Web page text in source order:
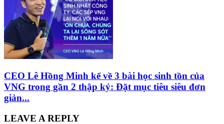
CEO Lê Hồng Minh kể về 3 bài học sinh tồn của
VNG trong gần 2 thập kỷ: Đặt mục tiêu siêu đơn
giản...
LEAVE A REPLY